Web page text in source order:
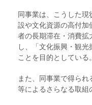
同事業は、こうした
設や文化資源の高付加
者の長期滞在・消費拡
し、「文化振興・観
ことを目的としている。
また、同事業で得ら
等によるさらなる取組